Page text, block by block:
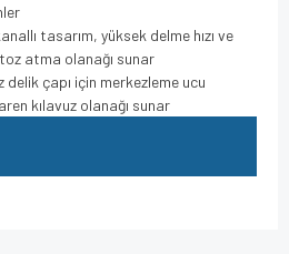
tasarım, yüksek delme hızı ve
toz atma olanağı sunar
delik çapı için merkezleme ucu
kılavuz olanağı sunar